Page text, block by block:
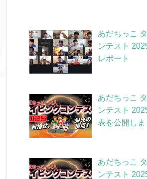
あだちっこ
ンテスト
レポート
あだちっこ
ンテスト
表を公開しま
あだちっこ
ンテスト